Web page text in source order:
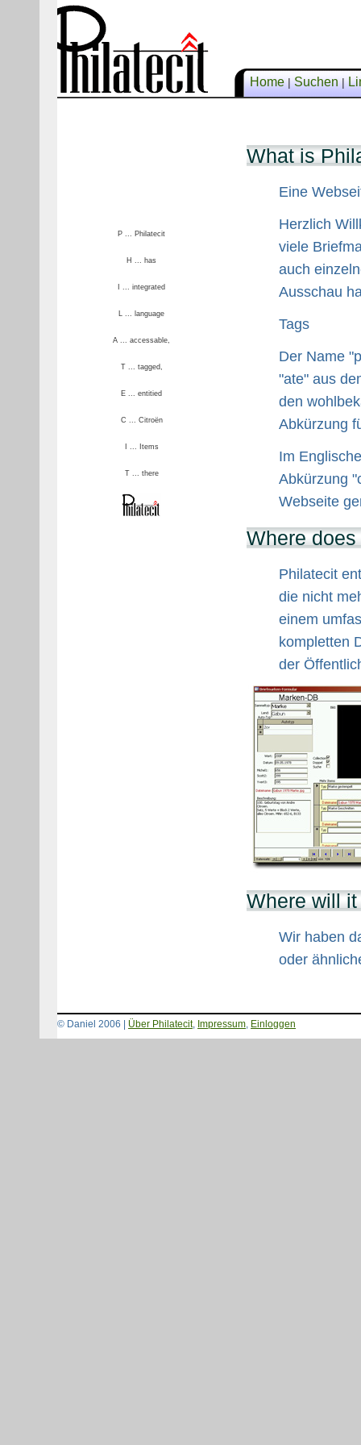
Home|Suchen|
P ... Philatecit
H ... has
I ... integrated
L ... language
A ... accessable,
T ... tagged,
E ... entitied
C ... Citroën
I ... Items
T ... there
What is
Eine
Herzlich
viele
auch
Ausschau
Tags
Der Name
"ate" aus
den
Abkürzung
Im
Abkürzung
Webseite
Where
Philatecit
die nicht
einem
kompletten
der
Where will
Wir haben
oder
© Daniel 2006 | Über Philatecit, Impressum, Einloggen